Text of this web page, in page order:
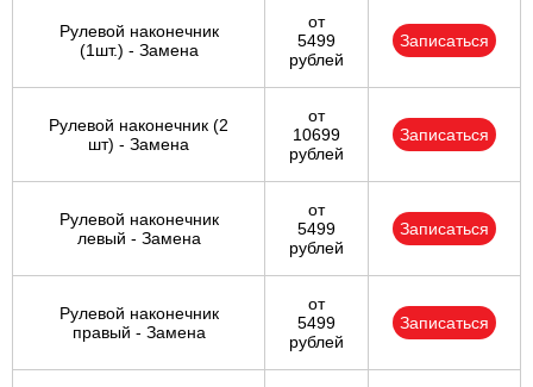
Рулевой наконечник
(1шт.) - Замена
от
5499
рублей
Записаться
Рулевой наконечник (2
шт) - Замена
от
10699
рублей
Записаться
Рулевой наконечник
левый - Замена
от
5499
рублей
Записаться
Рулевой наконечник
правый - Замена
от
5499
рублей
Записаться